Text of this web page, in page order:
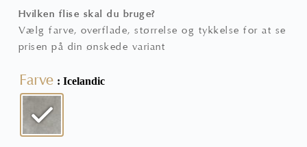
Hvilken flise skal du bruge?
Vælg farve, overflade, størrelse og tykkelse for at se
prisen på din ønskede variant
Farve : Icelandic